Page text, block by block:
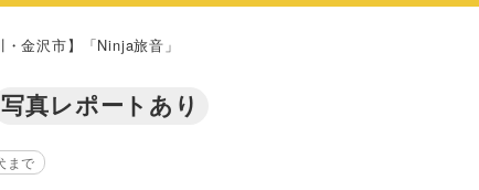
・金沢市】「Ninja旅音」
写真レポートあり
まで